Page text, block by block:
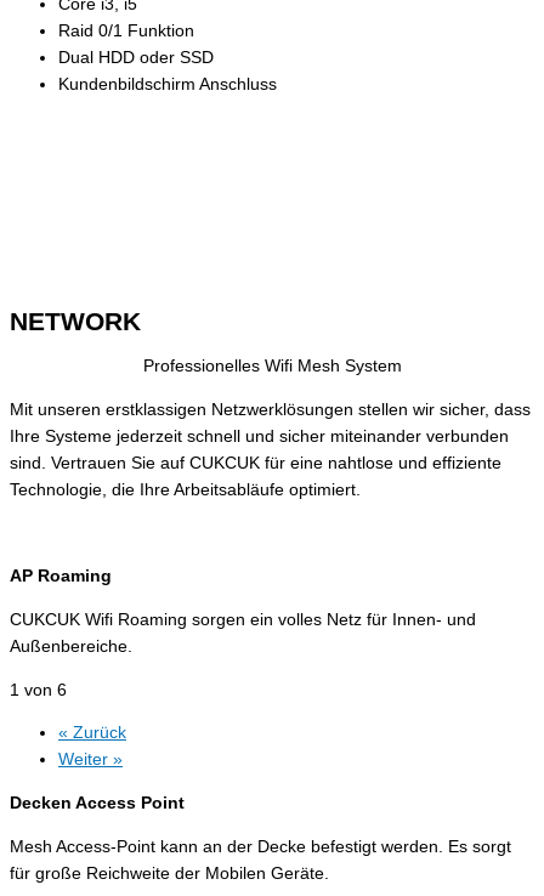
Core i3, i5
Raid 0/1 Funktion
Dual HDD oder SSD
Kundenbildschirm Anschluss
NETWORK
Professionelles Wifi Mesh System
Mit unseren erstklassigen Netzwerklösungen stellen wir sicher, dass
Ihre Systeme jederzeit schnell und sicher miteinander verbunden
sind. Vertrauen Sie auf CUKCUK für eine nahtlose und effiziente
Technologie, die Ihre Arbeitsabläufe optimiert.
AP Roaming
CUKCUK Wifi Roaming sorgen ein volles Netz für Innen- und
Außenbereiche.
1 von 6
« Zurück
Weiter »
Decken Access Point
Mesh Access-Point kann an der Decke befestigt werden. Es sorgt
für große Reichweite der Mobilen Geräte.